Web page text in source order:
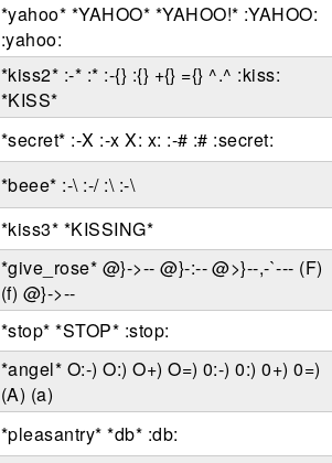
*yahoo* *YAHOO* *YAHOO!* :YAHOO:
:yahoo:
*kiss2* :-* :* :-{} :{} +{} ={} ^.^ :kiss:
*KISS*
*secret* :-X :-x X: x: :-# :# :secret:
*beee* :-\ :-/ :\ :-\
*kiss3* *KISSING*
*give_rose* @}->-- @}-:-- @>}--,-`--- (F)
(f) @}->--
*stop* *STOP* :stop:
*angel* O:-) O:) O+) O=) 0:-) 0:) 0+) 0=)
(A) (a)
*pleasantry* *db* :db: